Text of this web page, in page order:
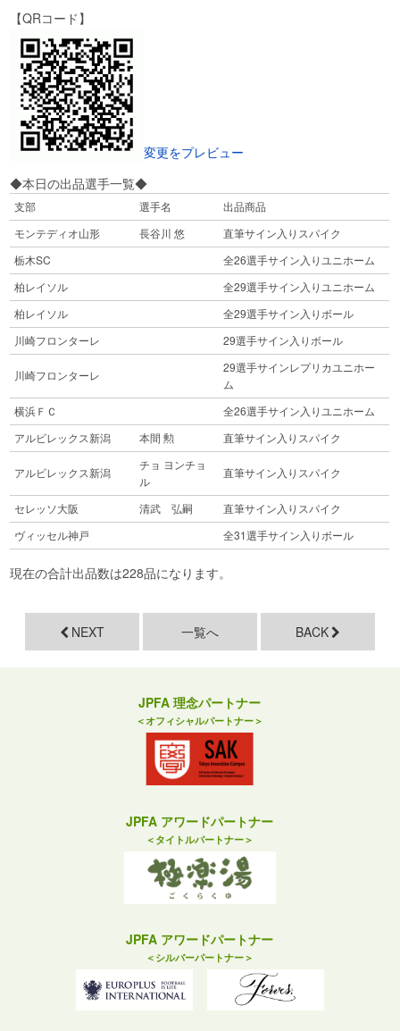
【QRコード】
変更をプレビュー
◆本日の出品選手一覧◆
支部 選手名
出品商品
モンテディオ山形
長谷川 悠
直筆サイン入りスパイク
栃木SC
全26選手サイン入りユニホーム
柏レイソル
全29選手サイン入りユニホーム
柏レイソル
全29選手サイン入りボール
川崎フロンターレ
29選手サイン入りボール
川崎フロンターレ
29選手サインレプリカユニホー
ム
横浜ＦＣ
全26選手サイン入りユニホーム
アルビレックス新潟
本間 勲 直筆サイン入りスパイク
アルビレックス新潟
チョ ヨンチョ
ル
直筆サイン入りスパイク
セレッソ大阪 清武 弘嗣
直筆サイン入りスパイク
ヴィッセル神戸
全31選手サイン入りボール
現在の合計出品数は228品になります。
NEXT 一覧へ BACK
JPFA 理念パートナー
＜オフィシャルパートナー＞
JPFA アワードパートナー
＜タイトルパートナー＞
JPFA アワードパートナー
＜シルバーパートナー＞